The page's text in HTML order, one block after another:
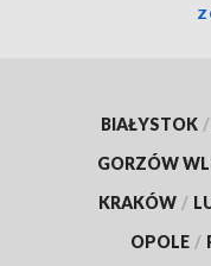
BIAŁYSTOK /
GORZÓW
KRAKÓW /
OPOLE /